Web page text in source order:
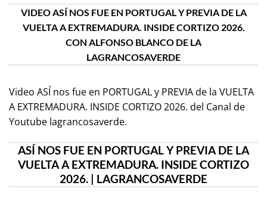
VIDEO ASÍ NOS FUE EN PORTUGAL Y PREVIA DE LA
VUELTA A EXTREMADURA. INSIDE CORTIZO 2026.
CON ALFONSO BLANCO DE LA
LAGRANCOSAVERDE
Video ASÍ nos fue en PORTUGAL y PREVIA de la VUELTA
A EXTREMADURA. INSIDE CORTIZO 2026. del Canal de
Youtube lagrancosaverde.
ASÍ NOS FUE EN PORTUGAL Y PREVIA DE LA
VUELTA A EXTREMADURA. INSIDE CORTIZO
2026. | LAGRANCOSAVERDE